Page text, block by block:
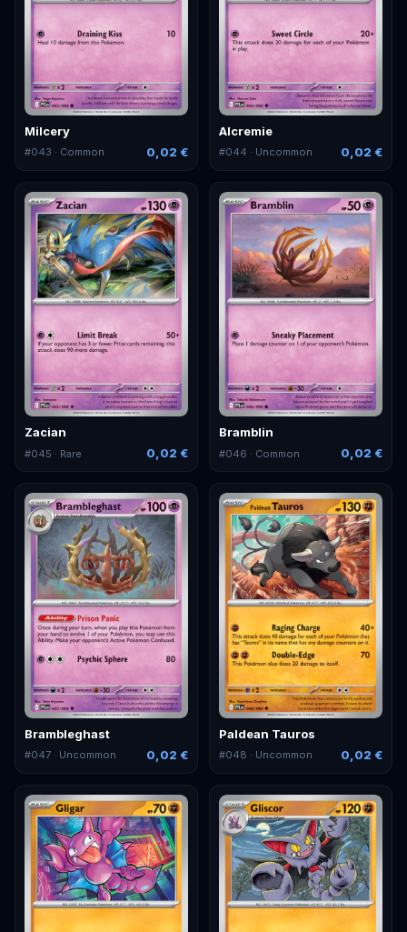
Milcery
#043 · Common 0,02 €
Alcremie
#044 · Uncommon 0,02 €
Zacian
#045 · Rare 0,02 €
Bramblin
#046 · Common 0,02 €
Brambleghast
#047 · Uncommon 0,02 €
Paldean Tauros
#048 · Uncommon 0,02 €